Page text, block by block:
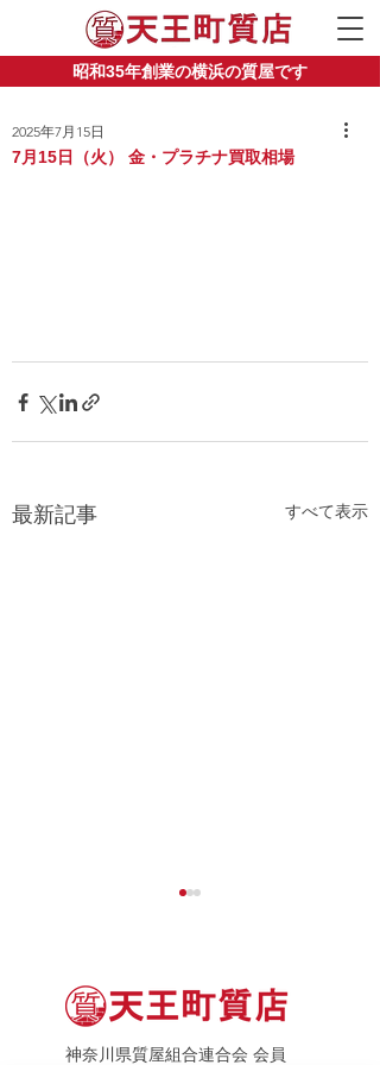
昭和35年創業の横浜の質屋です
7月15日（火） 金・プラチナ買取相場
2025年7月15日
最新記事 すべて表示
神奈川県質屋組合連合会 会員